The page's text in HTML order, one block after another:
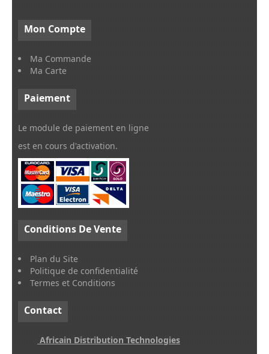
Mon Compte
Ma Commande
Ma Carte
Paiement
Le module de paiement en ligne
est en cours d'activation.
Conditions De Vente
Plan du Site
Politique de confidentialité
Termes et Conditions
Contact
Africain Distribution Technologies